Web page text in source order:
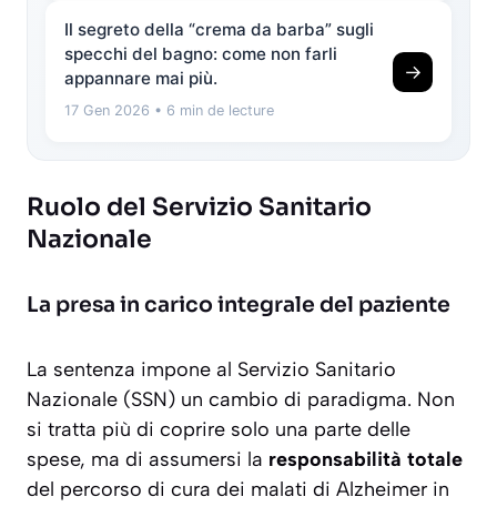
Il segreto della “crema da barba” sugli
specchi del bagno: come non farli
appannare mai più.
17 Gen 2026 • 6 min de lecture
→
Ruolo del Servizio Sanitario
Nazionale
La presa in carico integrale del paziente
La sentenza impone al Servizio Sanitario
Nazionale (SSN) un cambio di paradigma. Non
si tratta più di coprire solo una parte delle
spese, ma di assumersi la responsabilità totale
del percorso di cura dei malati di Alzheimer in